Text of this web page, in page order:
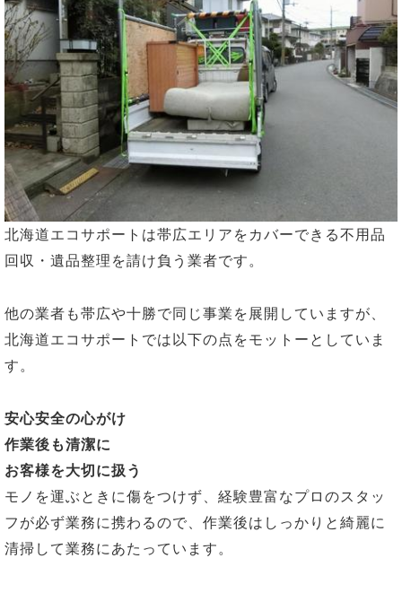
北海道エコサポートは帯広エリアをカバーできる不用品
回収・遺品整理を請け負う業者です。
他の業者も帯広や十勝で同じ事業を展開していますが、
北海道エコサポートでは以下の点をモットーとしていま
す。
安心安全の心がけ
作業後も清潔に
お客様を大切に扱う
モノを運ぶときに傷をつけず、経験豊富なプロのスタッ
フが必ず業務に携わるので、作業後はしっかりと綺麗に
清掃して業務にあたっています。